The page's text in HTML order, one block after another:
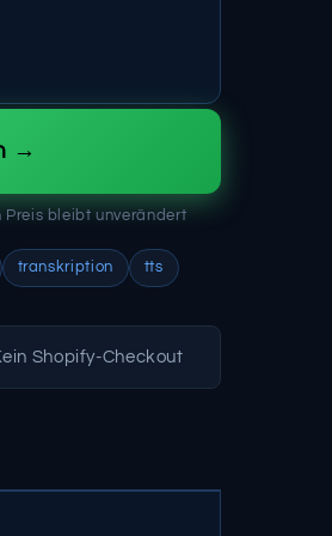
→
Preis bleibt unverändert
transkription tts
Shopify-Checkout